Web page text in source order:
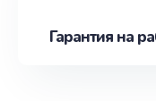
Гарантия на